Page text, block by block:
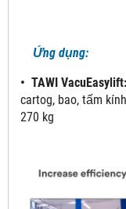
Ứng dụng:
• TAWI VacuEasylift:
cartog, bao, tấm
270 kg